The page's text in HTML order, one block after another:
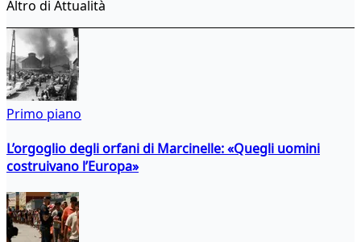
Altro di Attualità
Primo piano
L’orgoglio degli orfani di Marcinelle: «Quegli uomini
costruivano l’Europa»